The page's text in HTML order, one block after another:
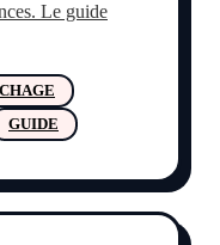
Le guide
GUIDE